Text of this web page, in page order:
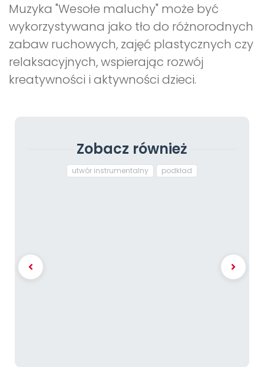
Muzyka "Wesołe maluchy" może być
wykorzystywana jako tło do różnorodnych
zabaw ruchowych, zajęć plastycznych czy
relaksacyjnych, wspierając rozwój
kreatywności i aktywności dzieci.
Zobacz również
utwór instrumentalny podkład